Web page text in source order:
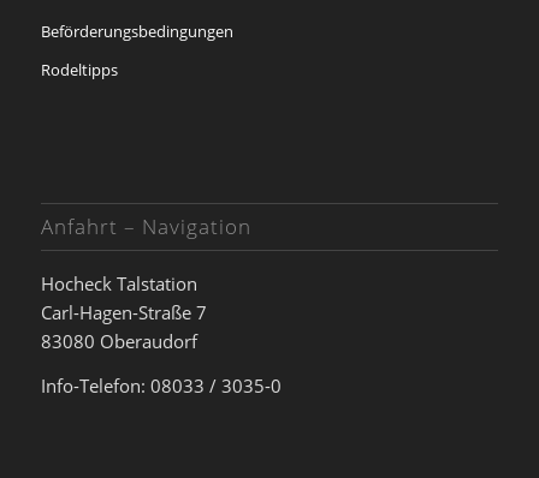
Beförderungsbedingungen
Rodeltipps
Anfahrt – Navigation
Hocheck Talstation
Carl-Hagen-Straße 7
83080 Oberaudorf
Info-Telefon: 08033 / 3035-0